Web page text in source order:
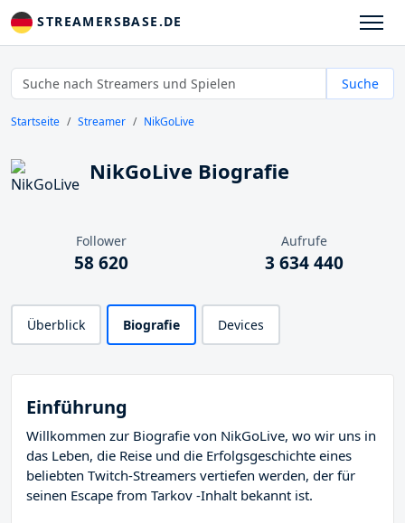
STREAMERSBASE.DE
Suche
Startseite Streamer NikGoLive
NikGoLive Biografie
Follower
58 620
Aufrufe
3 634 440
Überblick Biografie Devices
Einführung
Willkommen zur Biografie von NikGoLive, wo wir uns in
das Leben, die Reise und die Erfolgsgeschichte eines
beliebten Twitch-Streamers vertiefen werden, der für
seinen Escape from Tarkov -Inhalt bekannt ist.